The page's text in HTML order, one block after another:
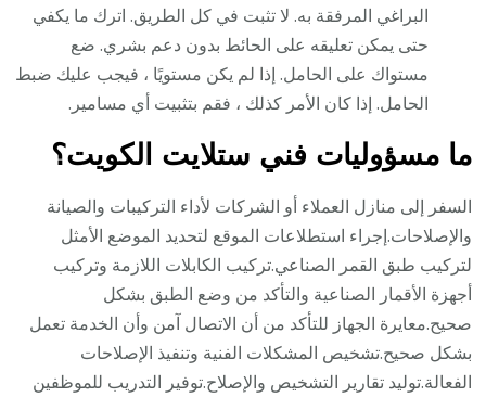
البراغي المرفقة به. لا تثبت في كل الطريق. اترك ما يكفي
حتى يمكن تعليقه على الحائط بدون دعم بشري. ضع
مستواك على الحامل. إذا لم يكن مستويًا ، فيجب عليك ضبط
الحامل. إذا كان الأمر كذلك ، فقم بتثبيت أي مسامير.
ما مسؤوليات فني ستلايت الكويت؟
السفر إلى منازل العملاء أو الشركات لأداء التركيبات والصيانة
والإصلاحات.إجراء استطلاعات الموقع لتحديد الموضع الأمثل
لتركيب طبق القمر الصناعي.تركيب الكابلات اللازمة وتركيب
أجهزة الأقمار الصناعية والتأكد من وضع الطبق بشكل
صحيح.معايرة الجهاز للتأكد من أن الاتصال آمن وأن الخدمة تعمل
بشكل صحيح.تشخيص المشكلات الفنية وتنفيذ الإصلاحات
الفعالة.توليد تقارير التشخيص والإصلاح.توفير التدريب للموظفين